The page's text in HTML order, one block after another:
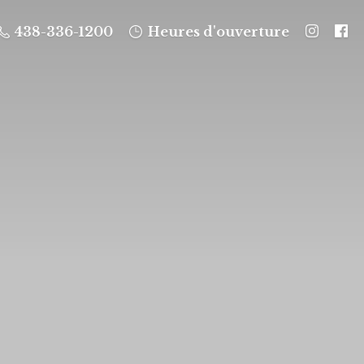
438-336-1200 Heures d'ouverture